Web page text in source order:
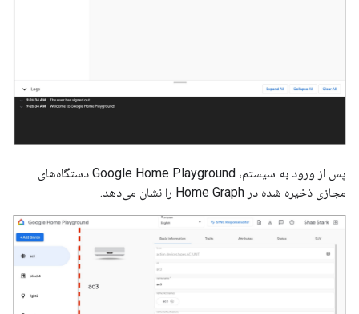
پس از ورود به سیستم، Google Home Playground دستگاه‌های
مجازی ذخیره شده در Home Graph را نشان می‌دهد.